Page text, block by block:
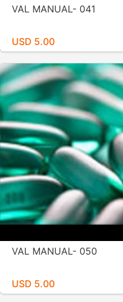
VAL MANUAL- 041
USD 5.00
VAL MANUAL- 050
USD 5.00